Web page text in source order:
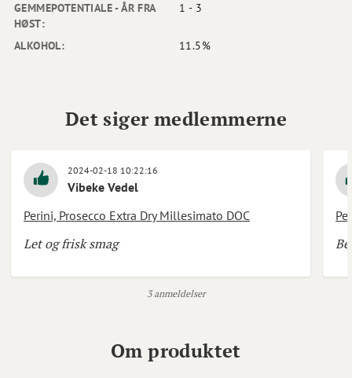
GEMMEPOTENTIALE - ÅR FRA
HØST:
1 - 3
ALKOHOL: 11.5%
Det siger medlemmerne
2024-02-18 10:22:16
Vibeke Vedel
Perini, Prosecco Extra Dry Millesimato DOC
Let og frisk smag
3 anmeldelser
Om produktet